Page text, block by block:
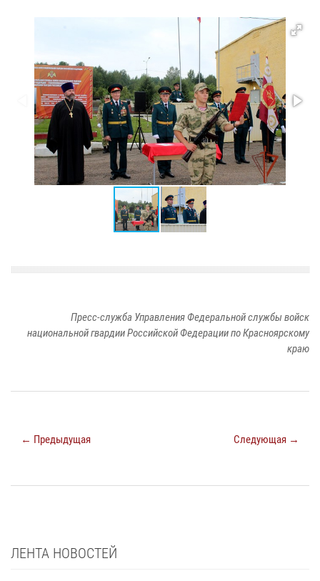
Пресс-служба Управления Федеральной службы войск
национальной гвардии Российской Федерации по Красноярскому
краю
← Предыдущая Следующая →
ЛЕНТА НОВОСТЕЙ